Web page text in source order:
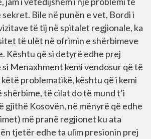
Bile në punën e vet, Bordi i
të tij në spitalet regjionale, ka
të ulët në ofrimin e shërbimeve
Kështu që si detyrë edhe prej
Menaxhment kemi vendosur që të
problematikë, kështu që i kemi
të cilat do të mund t’i
gjithë Kosovën, në mënyrë që edhe
më pranë regjionet ku ata
tjetër edhe ta ulim presionin prej